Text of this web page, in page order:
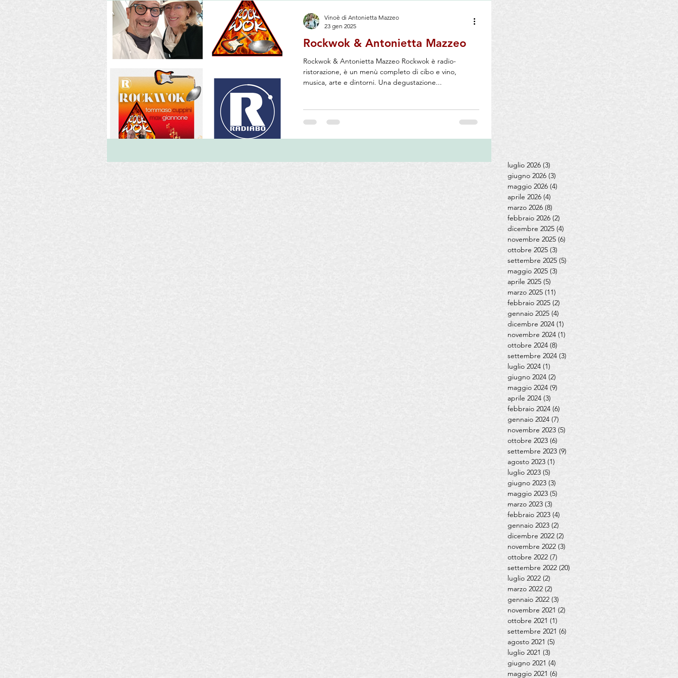
contributi alla divulgazion
Rockwok & Antonietta Mazzeo
Rockwok & Antonietta Mazzeo Rockwok è radio-
ristorazione, è un menù completo di cibo e vino,
musica, arte e dintorni. Una degustazione...
Vinoè di Antonietta Mazzeo
23 gen 2025
luglio 2026 (3)
giugno 2026 (3)
maggio 2026 (4)
aprile 2026 (4)
marzo 2026 (8)
febbraio 2026 (2)
dicembre 2025 (4)
novembre 2025 (6)
ottobre 2025 (3)
settembre 2025 (5)
maggio 2025 (3)
aprile 2025 (5)
marzo 2025 (11)
febbraio 2025 (2)
gennaio 2025 (4)
dicembre 2024 (1)
novembre 2024 (1)
ottobre 2024 (8)
settembre 2024 (3)
luglio 2024 (1)
giugno 2024 (2)
maggio 2024 (9)
aprile 2024 (3)
febbraio 2024 (6)
gennaio 2024 (7)
novembre 2023 (5)
ottobre 2023 (6)
settembre 2023 (9)
agosto 2023 (1)
luglio 2023 (5)
giugno 2023 (3)
maggio 2023 (5)
marzo 2023 (3)
febbraio 2023 (4)
gennaio 2023 (2)
dicembre 2022 (2)
novembre 2022 (3)
ottobre 2022 (7)
settembre 2022 (20)
luglio 2022 (2)
marzo 2022 (2)
gennaio 2022 (3)
novembre 2021 (2)
ottobre 2021 (1)
settembre 2021 (6)
agosto 2021 (5)
luglio 2021 (3)
giugno 2021 (4)
maggio 2021 (6)